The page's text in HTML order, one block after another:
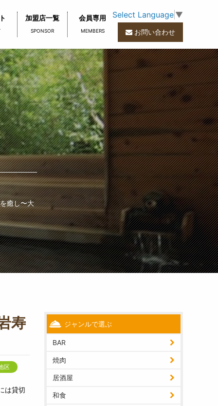
Select Language ▼
加盟店一覧
SPONSOR
会員専用
MEMBERS お問い合わせ
癒し〜大
寿
区
は貸切
ジャンルで選ぶ
BAR
焼肉
居酒屋
和食